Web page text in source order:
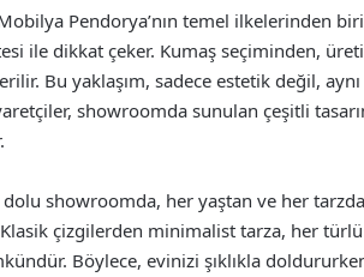
Pendorya’nın temel ilkelerinden
ile dikkat çeker. Kumaş seçiminden,
Bu yaklaşım, sadece estetik değil,
showroomda sunulan çeşitli
dolu showroomda, her yaştan ve her
çizgilerden minimalist tarza, her
Böylece, evinizi şıklıkla doldururken